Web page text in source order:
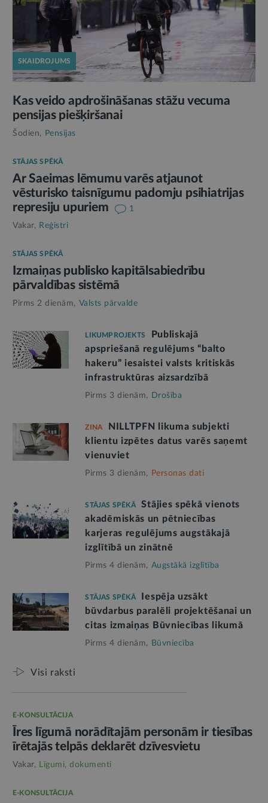
SKAIDROJUMS
Kas veido apdrošināšanas stāžu vecuma
pensijas piešķiršanai
Šodien, Pensijas
STĀJAS SPĒKĀ
Ar Saeimas lēmumu varēs atjaunot
vēsturisko taisnīgumu padomju psihiatrijas
represiju upuriem
1
Vakar, Reģistri
STĀJAS SPĒKĀ
Izmaiņas publisko kapitālsabiedrību
pārvaldības sistēmā
Pirms 2 dienām, Valsts pārvalde
LIKUMPROJEKTS
Publiskajā
apspriešanā regulējums “balto
hakeru” iesaistei valsts kritiskās
infrastruktūras aizsardzībā
Pirms 3 dienām, Drošība
ZIŅA
NILLTPFN likuma subjekti
klientu izpētes datus varēs saņemt
vienuviet
Pirms 3 dienām, Personas dati
STĀJAS SPĒKĀ
Stājies spēkā vienots
akadēmiskās un pētniecības
karjeras regulējums augstākajā
izglītībā un zinātnē
Pirms 4 dienām, Augstākā izglītība
STĀJAS SPĒKĀ
Iespēja uzsākt
būvdarbus paralēli projektēšanai un
citas izmaiņas Būvniecības likumā
Pirms 4 dienām, Būvniecība
Visi raksti
E-KONSULTĀCIJA
Īres līgumā norādītajām personām ir tiesības
īrētajās telpās deklarēt dzīvesvietu
Vakar, Līgumi, dokumenti
E-KONSULTĀCIJA